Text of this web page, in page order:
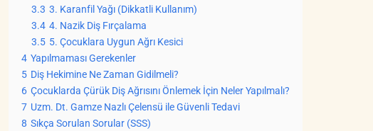
3.3 3. Karanfil Yağı (Dikkatli Kullanım)
3.4 4. Nazik Diş Fırçalama
3.5 5. Çocuklara Uygun Ağrı Kesici
4 Yapılmaması Gerekenler
5 Diş Hekimine Ne Zaman Gidilmeli?
6 Çocuklarda Çürük Diş Ağrısını Önlemek İçin Neler Yapılmalı?
7 Uzm. Dt. Gamze Nazlı Çelensü ile Güvenli Tedavi
8 Sıkça Sorulan Sorular (SSS)